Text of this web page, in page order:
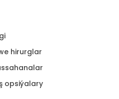
hirurglar
opsiýalary